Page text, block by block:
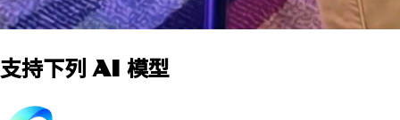
支持下列 AI 模型